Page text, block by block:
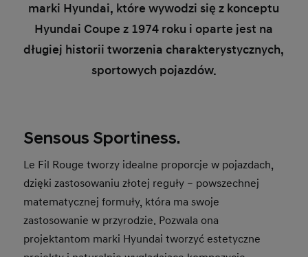
marki Hyundai, które wywodzi się z konceptu
Hyundai Coupe z 1974 roku i oparte jest na
długiej historii tworzenia charakterystycznych,
sportowych pojazdów.
Sensous Sportiness.
Le Fil Rouge tworzy idealne proporcje w pojazdach,
dzięki zastosowaniu złotej reguły – powszechnej
matematycznej formuły, która ma swoje
zastosowanie w przyrodzie. Pozwala ona
projektantom marki Hyundai tworzyć estetyczne